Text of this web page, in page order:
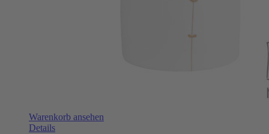
Warenkorb ansehen
Details